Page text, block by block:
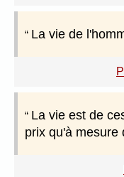
La vie de
La vie est de
prix qu'à mesure